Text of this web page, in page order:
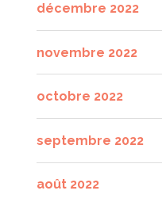
décembre 2022
novembre 2022
octobre 2022
septembre 2022
août 2022